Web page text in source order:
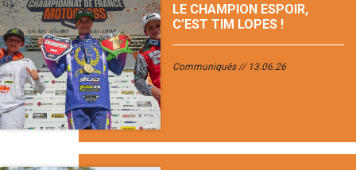
LE CHAMPION ESPOIR,
C’EST TIM LOPES !
Communiqués 13.06.26